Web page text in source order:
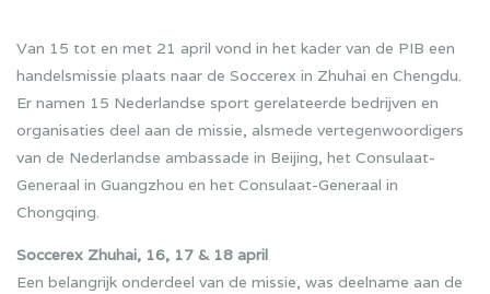
Van 15 tot en met 21 april vond in het kader van de PIB een
handelsmissie plaats naar de Soccerex in Zhuhai en Chengdu.
Er namen 15 Nederlandse sport gerelateerde bedrijven en
organisaties deel aan de missie, alsmede vertegenwoordigers
van de Nederlandse ambassade in Beijing, het Consulaat-
Generaal in Guangzhou en het Consulaat-Generaal in
Chongqing.
Soccerex Zhuhai, 16, 17 & 18 april
Een belangrijk onderdeel van de missie, was deelname aan de